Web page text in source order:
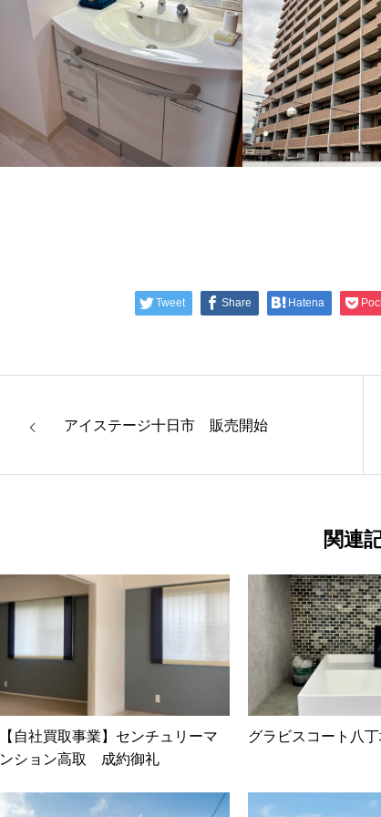
Tweet Share Hatena
アイステージ十日市 販売開始
関連
【自社買取事業】センチュリーマ
ンション高取 成約御礼
グラビスコート八